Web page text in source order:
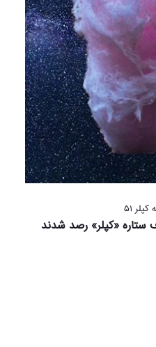
۵۱
ستاره «کپلر» رصد شدند